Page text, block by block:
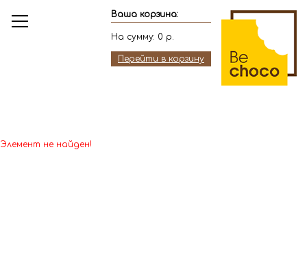
Ваша корзина:
На сумму: 0 р.
Перейти в корзину
Элемент не найден!